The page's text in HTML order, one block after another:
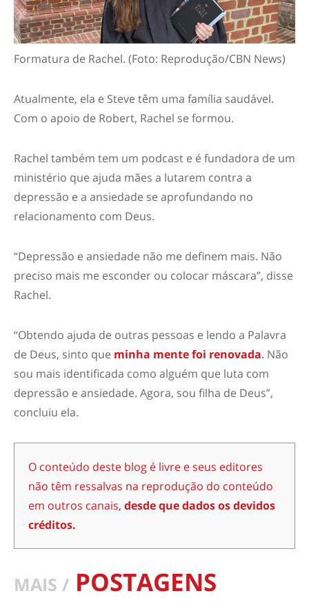
Formatura de Rachel. (Foto: Reprodução/CBN News)
Atualmente, ela e Steve têm uma família saudável.
Com o apoio de Robert, Rachel se formou.
Rachel também tem um podcast e é fundadora de um
ministério que ajuda mães a lutarem contra a
depressão e a ansiedade se aprofundando no
relacionamento com Deus.
“Depressão e ansiedade não me definem mais. Não
preciso mais me esconder ou colocar máscara”, disse
Rachel.
“Obtendo ajuda de outras pessoas e lendo a Palavra
de Deus, sinto que minha mente foi renovada. Não
sou mais identificada como alguém que luta com
depressão e ansiedade. Agora, sou filha de Deus”,
concluiu ela.
O conteúdo deste blog é livre e seus editores
não têm ressalvas na reprodução do conteúdo
em outros canais, desde que dados os devidos
créditos.
MAIS / POSTAGENS